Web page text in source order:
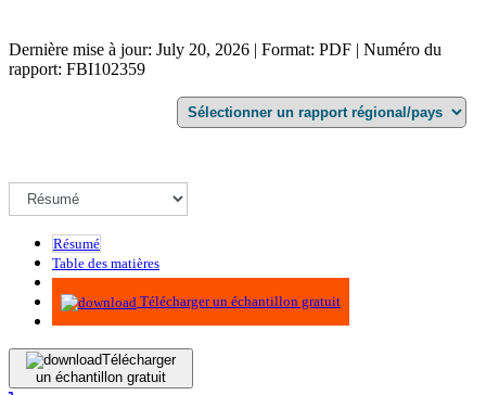
Dernière mise à jour: July 20, 2026 | Format: PDF | Numéro du
rapport: FBI102359
Résumé
Table des matières
Méthodologie
Télécharger un échantillon gratuit
Télécharger
un échantillon gratuit